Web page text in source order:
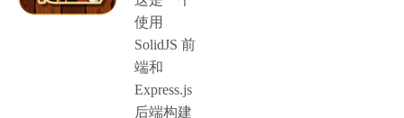
使用
SolidJS 前
端和
Express.js
后端构建